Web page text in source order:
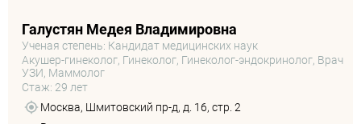
Галустян Медея Владимировна
Ученая степень: Кандидат медицинских наук
Акушер-гинеколог, Гинеколог, Гинеколог-эндокринолог, Врач
УЗИ, Маммолог
Стаж: 29 лет
Москва, Шмитовский пр-д, д. 16, стр. 2